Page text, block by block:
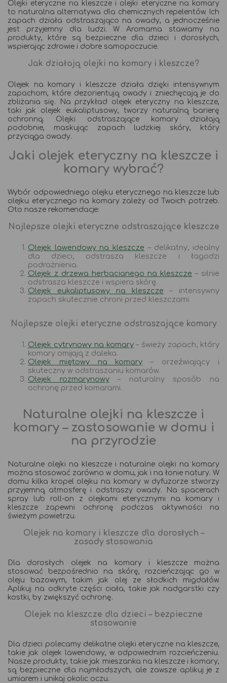
Olejki eteryczne na kleszcze i olejki eteryczne na komary
to naturalna alternatywa dla chemicznych repelentów. Ich
zapach działa odstraszająco na owady, a jednocześnie
jest przyjemny dla ludzi. W Aromama stawiamy na
produkty, które są bezpieczne dla dzieci i dorosłych,
wspierając zdrowie i dobre samopoczucie.
Jak działają olejki na komary i kleszcze?
Olejek na komary i kleszcze działa dzięki intensywnym
zapachom, które dezorientują owady i zniechęcają je do
zbliżania się. Na przykład olejek eteryczny na kleszcze,
taki jak olejek eukaliptusowy, tworzy naturalną barierę
ochronną. Olejki odstraszające komary działają
podobnie, maskując zapach ludzkiej skóry, który
przyciąga owady.
Jaki olejek eteryczny na kleszcze i
komary wybrać?
Wybór odpowiedniego olejku eterycznego na kleszcze lub
olejku eterycznego na komary zależy od Twoich potrzeb.
Oto nasze rekomendacje:
Najlepsze olejki eteryczne odstraszające kleszcze
Olejek lawendowy na kleszcze – delikatny, idealny
dla dzieci, odstrasza kleszcze i łagodzi
podrażnienia.
Olejek z drzewa herbacianego na kleszcze – silnie
odstrasza kleszcze i wspiera skórę.
Olejek eukaliptusowy na kleszcze – intensywny
zapach skutecznie chroni przed kleszczami.
Najlepsze olejki eteryczne odstraszające komary
Olejek cytrynowy na komary– świeży zapach, który
komary omijają z daleka.
Olejek miętowy na komary – orzeźwiający i
skuteczny w odstraszaniu komarów.
Olejek rozmarynowy– naturalny sposób na
ochronę przed komarami.
Naturalne olejki na kleszcze i
komary – zastosowanie w domu i
na przyrodzie
Naturalne olejki na kleszcze i naturalne olejki na komary
można stosować zarówno w domu, jak i na łonie natury. W
domu kilka kropel olejku na komary w dyfuzorze stworzy
przyjemną atmosferę i odstraszy owady. Na spacerach
spray lub roll-on z olejkami eterycznymi na komary i
kleszcze zapewni ochronę podczas aktywności na
świeżym powietrzu.
Olejek na komary i kleszcze dla dorosłych –
zasady stosowania
Dla dorosłych olejek na komary i kleszcze można
stosować bezpośrednio na skórę, rozcieńczając go w
oleju bazowym, takim jak olej ze słodkich migdałów.
Aplikuj na odkryte części ciała, takie jak nadgarstki czy
kostki, by zwiększyć ochronę.
Olejek na kleszcze dla dzieci – bezpieczne
stosowanie
Dla dzieci polecamy delikatne olejki eteryczne na kleszcze,
takie jak olejek lawendowy, w odpowiednim rozcieńczeniu.
Nasze produkty, takie jak mieszanka na kleszcze i komary,
są bezpieczne dla najmłodszych, ale zawsze aplikuj je z
umiarem i unikaj okolic oczu.